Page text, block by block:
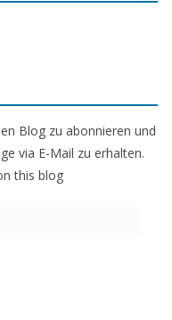
Blog zu abonnieren und
via E-Mail zu erhalten.
this blog